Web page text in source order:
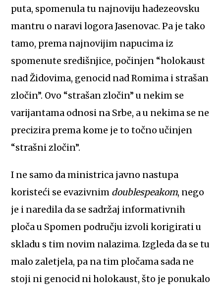
puta, spomenula tu najnoviju hadezeovsku
mantru o naravi logora Jasenovac. Pa je tako
tamo, prema najnovijim napucima iz
spomenute središnjice, počinjen “holokaust
nad Židovima, genocid nad Romima i strašan
zločin”. Ovo “strašan zločin” u nekim se
varijantama odnosi na Srbe, a u nekima se ne
precizira prema kome je to točno učinjen
“strašni zločin”.
I ne samo da ministrica javno nastupa
koristeći se evazivnim doublespeakom, nego
je i naredila da se sadržaj informativnih
ploča u Spomen području izvoli korigirati u
skladu s tim novim nalazima. Izgleda da se tu
malo zaletjela, pa na tim pločama sada ne
stoji ni genocid ni holokaust, što je ponukalo